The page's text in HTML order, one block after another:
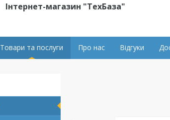
Інтернет-магазин "ТехБаза"
Товари та послуги Про нас Відгуки